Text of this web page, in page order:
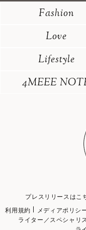
Fashion
Love
Lifestyle
4MEEE
プレスリリースはこ
利用規約
メディアポリシ
ライター／スペシャリ